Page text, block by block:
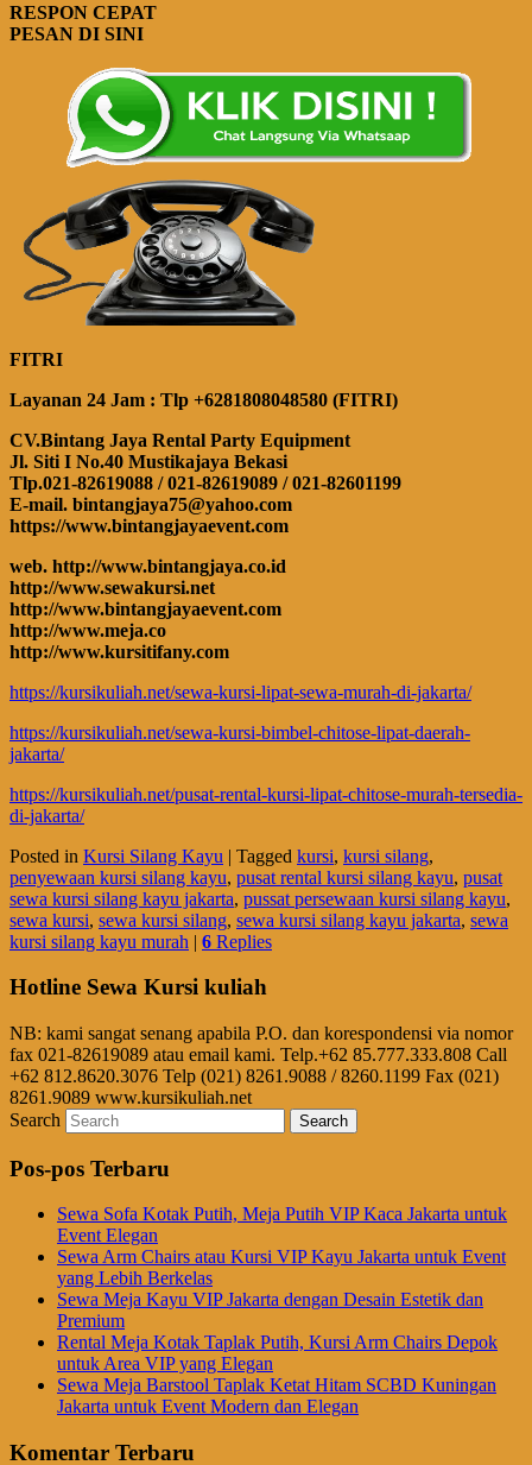
RESPON CEPAT
PESAN DI SINI
FITRI
Layanan 24 Jam : Tlp +6281808048580 (FITRI)
CV.Bintang Jaya Rental Party Equipment
Jl. Siti I No.40 Mustikajaya Bekasi
Tlp.021-82619088 / 021-82619089 / 021-82601199
E-mail. bintangjaya75@yahoo.com
https://www.bintangjayaevent.com
web. http://www.bintangjaya.co.id
http://www.sewakursi.net
http://www.bintangjayaevent.com
http://www.meja.co
http://www.kursitifany.com
https://kursikuliah.net/sewa-kursi-lipat-sewa-murah-di-jakarta/
https://kursikuliah.net/sewa-kursi-bimbel-chitose-lipat-daerah-
jakarta/
https://kursikuliah.net/pusat-rental-kursi-lipat-chitose-murah-tersedia-
di-jakarta/
Posted in Kursi Silang Kayu | Tagged kursi, kursi silang,
penyewaan kursi silang kayu, pusat rental kursi silang kayu, pusat
sewa kursi silang kayu jakarta, pussat persewaan kursi silang kayu,
sewa kursi, sewa kursi silang, sewa kursi silang kayu jakarta, sewa
kursi silang kayu murah | 6 Replies
Hotline Sewa Kursi kuliah
NB: kami sangat senang apabila P.O. dan korespondensi via nomor
fax 021-82619089 atau email kami. Telp.+62 85.777.333.808 Call
+62 812.8620.3076 Telp (021) 8261.9088 / 8260.1199 Fax (021)
8261.9089 www.kursikuliah.net
Search
Pos-pos Terbaru
Sewa Sofa Kotak Putih, Meja Putih VIP Kaca Jakarta untuk
Event Elegan
Sewa Arm Chairs atau Kursi VIP Kayu Jakarta untuk Event
yang Lebih Berkelas
Sewa Meja Kayu VIP Jakarta dengan Desain Estetik dan
Premium
Rental Meja Kotak Taplak Putih, Kursi Arm Chairs Depok
untuk Area VIP yang Elegan
Sewa Meja Barstool Taplak Ketat Hitam SCBD Kuningan
Jakarta untuk Event Modern dan Elegan
Komentar Terbaru